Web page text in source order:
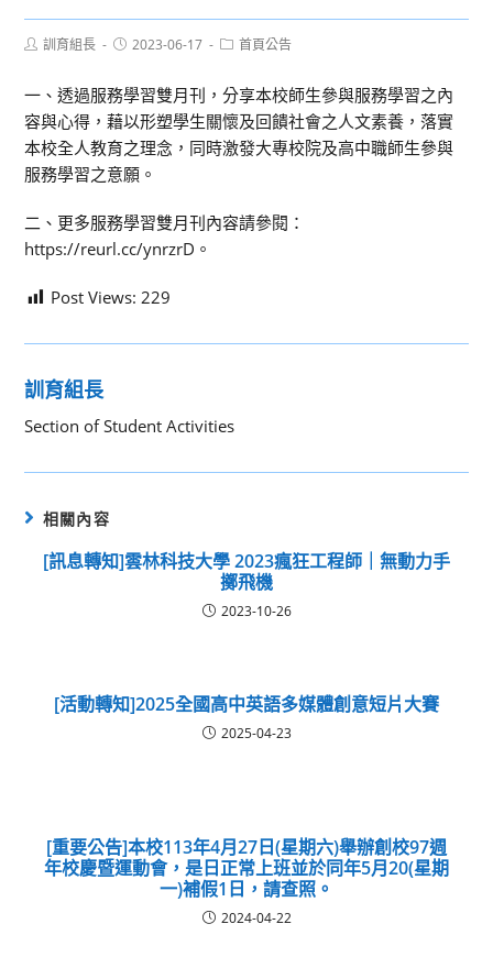
Post訓育組長
Post2023-06-17
Post首頁公告
一、透過服務學習雙月刊，分享本校師生參與服務學習之內
容與心得，藉以形塑學生關懷及回饋社會之人文素養，落實
本校全人教育之理念，同時激發大專校院及高中職師生參與
服務學習之意願。
二、更多服務學習雙月刊內容請參閱：
https://reurl.cc/ynrzrD。
Post Views: 229
訓育組長
Section of Student Activities
相關內容
[訊息轉知]雲林科技大學 2023瘋狂工程師｜無動力手
擲飛機
2023-10-26
[活動轉知]2025全國高中英語多媒體創意短片大賽
2025-04-23
[重要公告]本校113年4月27日(星期六)舉辦創校97週
年校慶暨運動會，是日正常上班並於同年5月20(星期
一)補假1日，請查照。
2024-04-22